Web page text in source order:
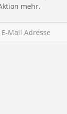
mehr.